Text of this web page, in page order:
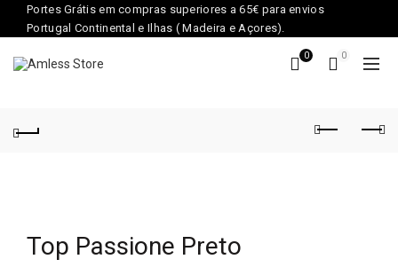
Portes Grátis em compras superiores a 65€ para envios
Portugal Continental e Ilhas ( Madeira e Açores).
0 0
Top Passione Preto